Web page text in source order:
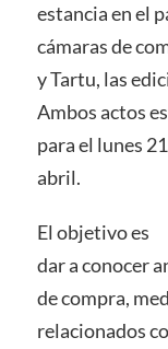
estancia en el
cámaras de
y Tartu, las
Ambos actos
para el lunes
abril.
El objetivo es
dar a conocer
de compra,
relacionados